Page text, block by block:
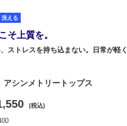
洗える
そ上質を。
ストレスを持ち込まない。日常が軽く
シンメトリートップス
(税込)